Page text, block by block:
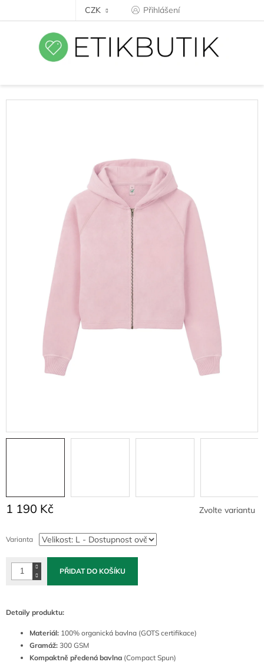
CZK Přihlášení
1 190 Kč
cena:
Zvolte variantu
Varianta
PŘIDAT DO KOŠÍKU
Detaily produktu:
Materiál: 100% organická bavlna (GOTS certifikace)
Gramáž: 300 GSM
Kompaktně předená bavlna (Compact Spun)